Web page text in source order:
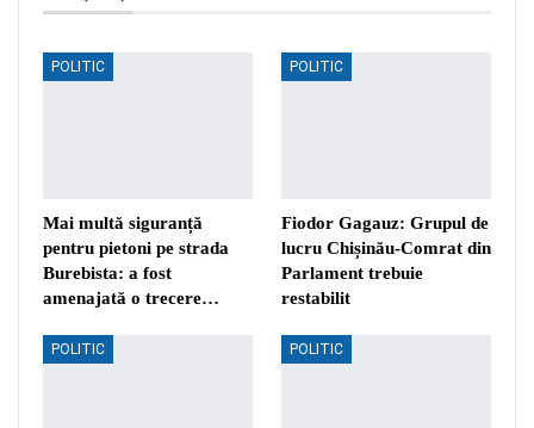
POLITIC
Mai multă siguranță
pentru pietoni pe strada
Burebista: a fost
amenajată o trecere…
POLITIC
Fiodor Gagauz: Grupul de
lucru Chișinău-Comrat din
Parlament trebuie
restabilit
POLITIC POLITIC